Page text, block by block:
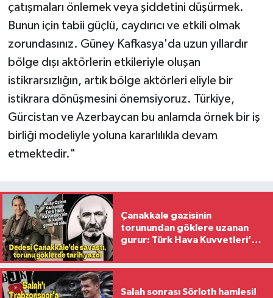
çatışmaları önlemek veya şiddetini düşürmek.
Bunun için tabii güçlü, caydırıcı ve etkili olmak
zorundasınız. Güney Kafkasya'da uzun yıllardır
bölge dışı aktörlerin etkileriyle oluşan
istikrarsızlığın, artık bölge aktörleri eliyle bir
istikrara dönüşmesini önemsiyoruz. Türkiye,
Gürcistan ve Azerbaycan bu anlamda örnek bir iş
birliği modeliyle yoluna kararlılıkla devam
etmektedir."
Çanakkale gazisinin
torunundan göklere uzanan
gurur: Türk Hava Kuvvetleri’nin
Salah sonrası Sörloth hamlesi!